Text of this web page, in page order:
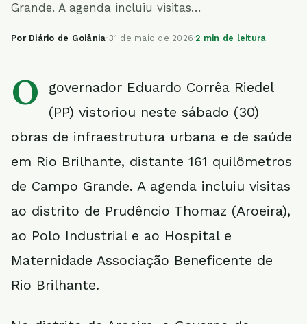
Grande. A agenda incluiu visitas…
Por Diário de Goiânia·31 de maio de 2026·2 min de leitura
O
governador Eduardo Corrêa Riedel
(PP) vistoriou neste sábado (30)
obras de infraestrutura urbana e de saúde
em Rio Brilhante, distante 161 quilômetros
de Campo Grande. A agenda incluiu visitas
ao distrito de Prudêncio Thomaz (Aroeira),
ao Polo Industrial e ao Hospital e
Maternidade Associação Beneficente de
Rio Brilhante.